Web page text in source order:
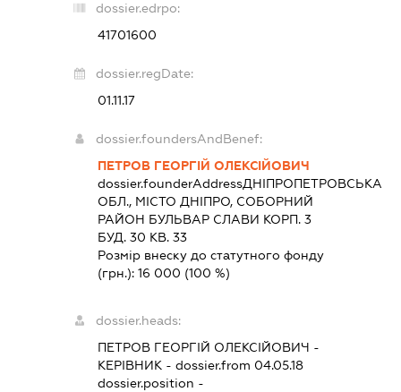
dossier.edrpo:
41701600
dossier.regDate:
01.11.17
dossier.foundersAndBenef:
ПЕТРОВ ГЕОРГІЙ ОЛЕКСІЙОВИЧ
dossier.founderAddressДНІПРОПЕТРОВСЬКА
ОБЛ., МІСТО ДНІПРО, СОБОРНИЙ
РАЙОН БУЛЬВАР СЛАВИ КОРП. 3
БУД. 30 КВ. 33
Розмір внеску до статутного фонду
(грн.):16 000 (100 %)
dossier.heads:
ПЕТРОВ ГЕОРГІЙ ОЛЕКСІЙОВИЧ -
КЕРІВНИК - dossier.from 04.05.18
dossier.position -